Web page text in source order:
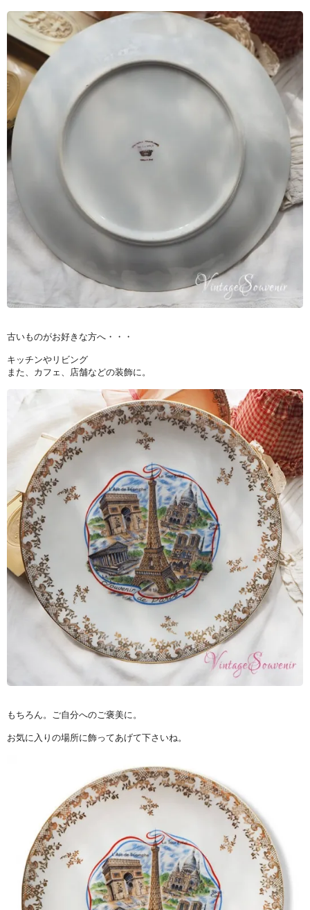
古いものがお好きな方へ・・・
キッチンやリビング
また、カフェ、店舗などの装飾に。
もちろん。ご自分へのご褒美に。
お気に入りの場所に飾ってあげて下さいね。